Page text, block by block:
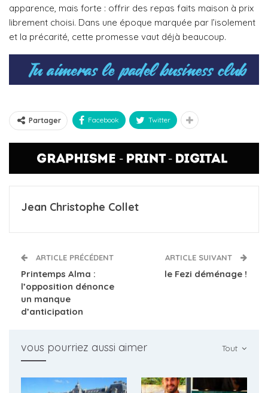
apparence, mais forte : offrir des repas faits maison à prix
librement choisi. Dans une époque marquée par l’isolement
et la précarité, cette promesse vaut déjà beaucoup.
Partager Facebook Twitter
Jean Christophe Collet
ARTICLE PRÉCÉDENT
Printemps Alma :
l’opposition dénonce
un manque
d’anticipation
ARTICLE SUIVANT
le Fezi déménage !
Tout
vous pourriez aussi aimer